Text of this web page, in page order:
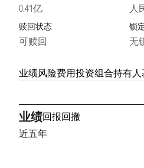
0.41亿 人
赎回状态
可赎回
锁
无
业绩风险费用投资组合持有人
业绩回报回撤
近五年